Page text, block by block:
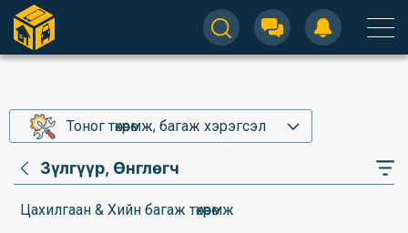
Тоног төхөөрөмж, багаж хэрэгсэл
Зүлгүүр, Өнглөгч
Цахилгаан & Хийн багаж төхөөрөмж